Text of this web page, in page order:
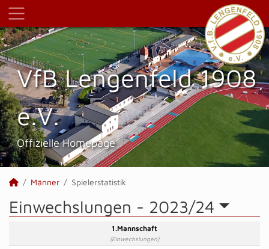
VfB Lengenfeld 1908
e.V.
Offizielle Homepage
Männer Spielerstatistik
Einwechslungen - 2023/24
1.Mannschaft
(Einwechslungen)